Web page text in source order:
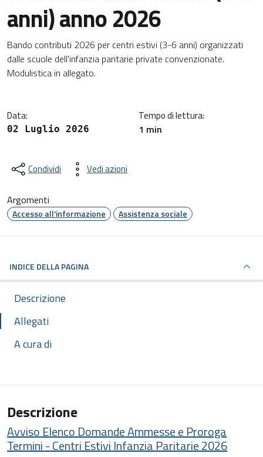
anni) anno 2026
Dettagli della notizia
Bando contributi 2026 per centri estivi (3-6 anni) organizzati
dalle scuole dell'infanzia paritarie private convenzionate.
Modulistica in allegato.
Data:
02 Luglio 2026
Tempo di lettura:
1 min
Condividi Vedi azioni
Argomenti
Accesso all'informazione Assistenza sociale
INDICE DELLA PAGINA
Descrizione
Allegati
A cura di
Descrizione
Avviso Elenco Domande Ammesse e Proroga
Termini - Centri Estivi Infanzia Paritarie 2026